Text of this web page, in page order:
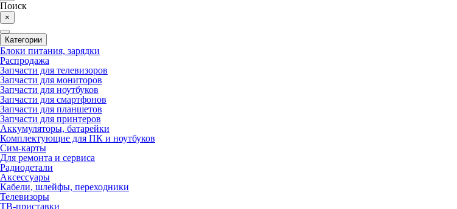
Поиск
×
Категории
Блоки питания, зарядки
Распродажа
Запчасти для телевизоров
Запчасти для мониторов
Запчасти для ноутбуков
Запчасти для смартфонов
Запчасти для планшетов
Запчасти для принтеров
Аккумуляторы, батарейки
Комплектующие для ПК и ноутбуков
Сим-карты
Для ремонта и сервиса
Радиодетали
Аксессуары
Кабели, шлейфы, переходники
Телевизоры
ТВ-приставки